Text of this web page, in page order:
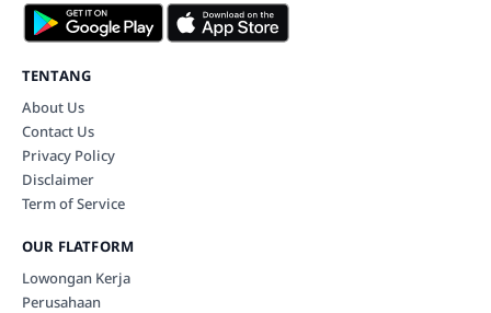
TENTANG
About Us
Contact Us
Privacy Policy
Disclaimer
Term of Service
OUR FLATFORM
Lowongan Kerja
Perusahaan